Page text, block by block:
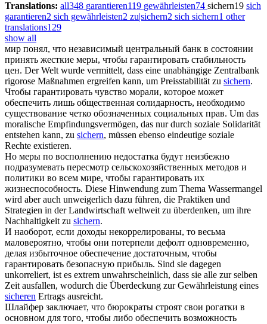
Translations: all348 garantieren119 gewährleisten74 sichern19 sich
garantieren2 sich gewährleisten2 zu|sichern2 sich sichern1 other
translations129
show all
мир понял, что независимый центральный банк в состоянии
принять жесткие меры, чтобы гарантировать стабильность
цен. Der Welt wurde vermittelt, dass eine unabhängige Zentralbank
rigorose Maßnahmen ergreifen kann, um Preisstabilität zu sichern.
Чтобы гарантировать чувство морали, которое может
обеспечить лишь общественная солидарность, необходимо
существование четко обозначенных социальных прав. Um das
moralische Empfindungsvermögen, das nur durch soziale Solidarität
entstehen kann, zu sichern, müssen ebenso eindeutige soziale
Rechte existieren.
Но меры по восполнению недостатка будут неизбежно
подразумевать пересмотр сельскохозяйственных методов и
политики во всем мире, чтобы гарантировать их
жизнеспособность. Diese Hinwendung zum Thema Wassermangel
wird aber auch unweigerlich dazu führen, die Praktiken und
Strategien in der Landwirtschaft weltweit zu überdenken, um ihre
Nachhaltigkeit zu sichern.
И наоборот, если доходы некоррелированы, то весьма
маловероятно, чтобы они потерпели дефолт одновременно,
делая избыточное обеспечение достаточным, чтобы
гарантировать безопасную прибыль. Sind sie dagegen
unkorreliert, ist es extrem unwahrscheinlich, dass sie alle zur selben
Zeit ausfallen, wodurch die Überdeckung zur Gewährleistung eines
sicheren Ertrags ausreicht.
Шлайфер заключает, что бюрократы строят свои рогатки в
основном для того, чтобы либо обеспечить возможность